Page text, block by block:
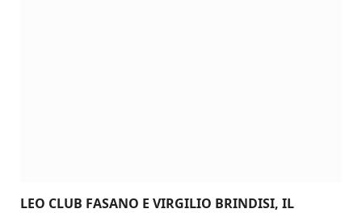
LEO CLUB FASANO E VIRGILIO BRINDISI, IL